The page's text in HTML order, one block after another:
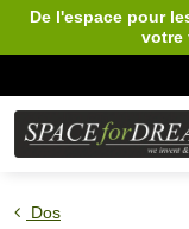
De l'espace pour
votre
Dos